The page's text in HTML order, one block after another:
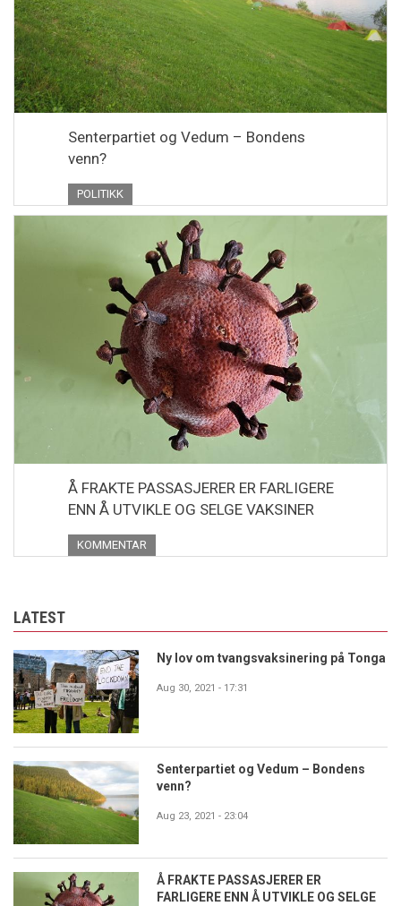
Senterpartiet og Vedum – Bondens
venn?
POLITIKK
Å FRAKTE PASSASJERER ER FARLIGERE
ENN Å UTVIKLE OG SELGE VAKSINER
KOMMENTAR
LATEST
Ny lov om tvangsvaksinering på Tonga
Aug 30, 2021 - 17:31
Senterpartiet og Vedum – Bondens
venn?
Aug 23, 2021 - 23:04
Å FRAKTE PASSASJERER ER
FARLIGERE ENN Å UTVIKLE OG SELGE